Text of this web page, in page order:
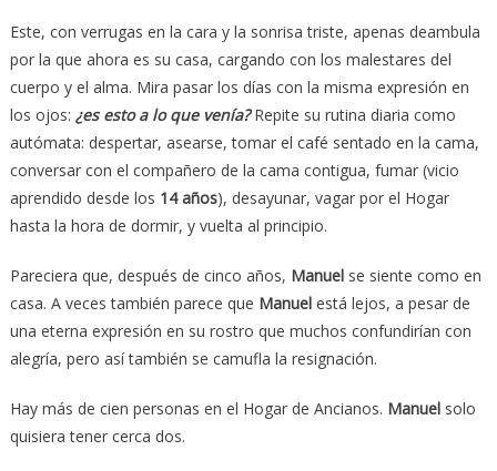
Este, con verrugas en la cara y la sonrisa triste, apenas deambula
por la que ahora es su casa, cargando con los malestares del
cuerpo y el alma. Mira pasar los días con la misma expresión en
los ojos: ¿es esto a lo que venía?Repite su rutina diaria como
autómata: despertar, asearse, tomar el café sentado en la cama,
conversar con el compañero de la cama contigua, fumar (vicio
aprendido desde los 14 años), desayunar, vagar por el Hogar
hasta la hora de dormir, y vuelta al principio.
Pareciera que, después de cinco años, Manuelse siente como en
casa. A veces también parece que Manuelestá lejos, a pesar de
una eterna expresión en su rostro que muchos confundirían con
alegría, pero así también se camufla la resignación.
Hay más de cien personas en el Hogar de Ancianos. Manuelsolo
quisiera tener cerca dos.